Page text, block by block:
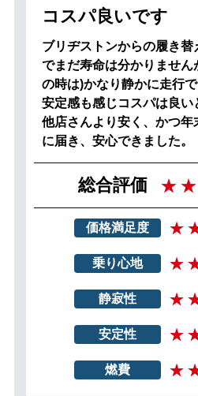
コスパ良いです
ブリヂストンからの履き
でまだ寿命は分かりません
の時は)かなり静かに走行
安定感も感じコスパは良い
他店さんより安く、かつ年
に届き、安心できました。
総合評価
価格満足度
乗り心地
静寂性
安定性
燃費